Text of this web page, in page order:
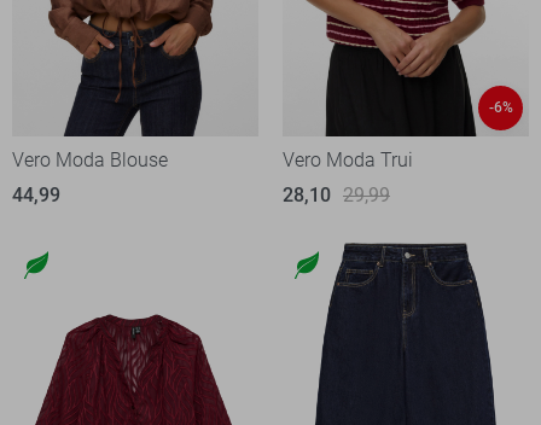
Vero Moda Blouse
44,99
-6%
Vero Moda Trui
28,10 29,99